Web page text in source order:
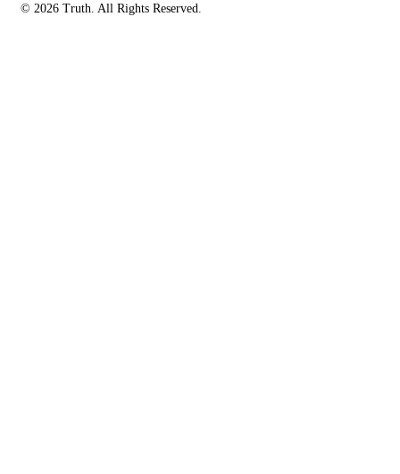
© 2026 Truth. All Rights Reserved.